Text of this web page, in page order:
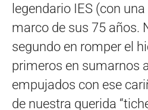
legendario IES (con
marco de sus 75 años.
segundo en romper el
primeros en sumarnos
empujados con ese
de nuestra querida